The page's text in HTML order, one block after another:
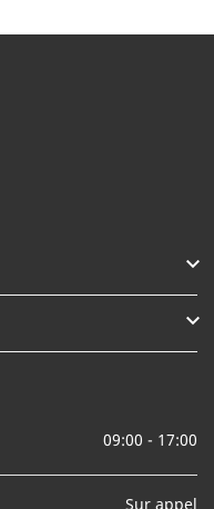


09:00 - 17:00
Sur appel